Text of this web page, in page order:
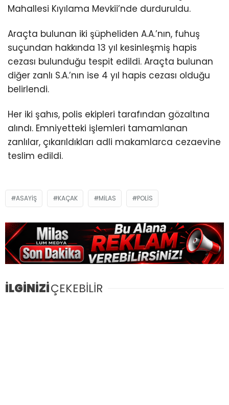
Mahallesi Kıyılama Mevkii’nde durduruldu.
Araçta bulunan iki şüpheliden A.A.’nın, fuhuş
suçundan hakkında 13 yıl kesinleşmiş hapis
cezası bulunduğu tespit edildi. Araçta bulunan
diğer zanlı S.A.’nın ise 4 yıl hapis cezası olduğu
belirlendi.
Her iki şahıs, polis ekipleri tarafından gözaltına
alındı. Emniyetteki işlemleri tamamlanan
zanlılar, çıkarıldıkları adli makamlarca cezaevine
teslim edildi.
ASAYIŞ KAÇAK MILAS POLIS
İLGİNİZİÇEKEBİLİR